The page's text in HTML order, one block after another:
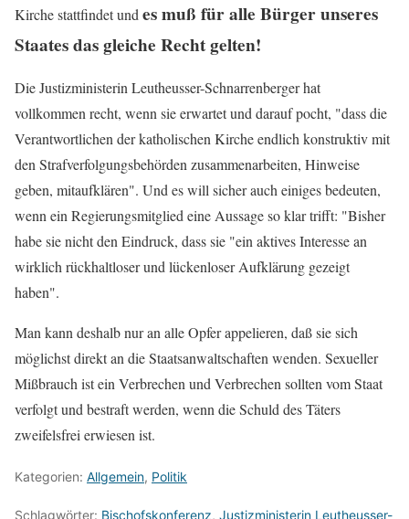
Kirche stattfindet und es muß für alle Bürger unseres
Staates das gleiche Recht gelten!
Die Justizministerin Leutheusser-Schnarrenberger hat
vollkommen recht, wenn sie erwartet und darauf pocht, "dass die
Verantwortlichen der katholischen Kirche endlich konstruktiv mit
den Strafverfolgungsbehörden zusammenarbeiten, Hinweise
geben, mitaufklären". Und es will sicher auch einiges bedeuten,
wenn ein Regierungsmitglied eine Aussage so klar trifft: "Bisher
habe sie nicht den Eindruck, dass sie "ein aktives Interesse an
wirklich rückhaltloser und lückenloser Aufklärung gezeigt
haben".
Man kann deshalb nur an alle Opfer appelieren, daß sie sich
möglichst direkt an die Staatsanwaltschaften wenden. Sexueller
Mißbrauch ist ein Verbrechen und Verbrechen sollten vom Staat
verfolgt und bestraft werden, wenn die Schuld des Täters
zweifelsfrei erwiesen ist.
Kategorien: Allgemein, Politik
Schlagwörter: Bischofskonferenz, Justizministerin Leutheusser-